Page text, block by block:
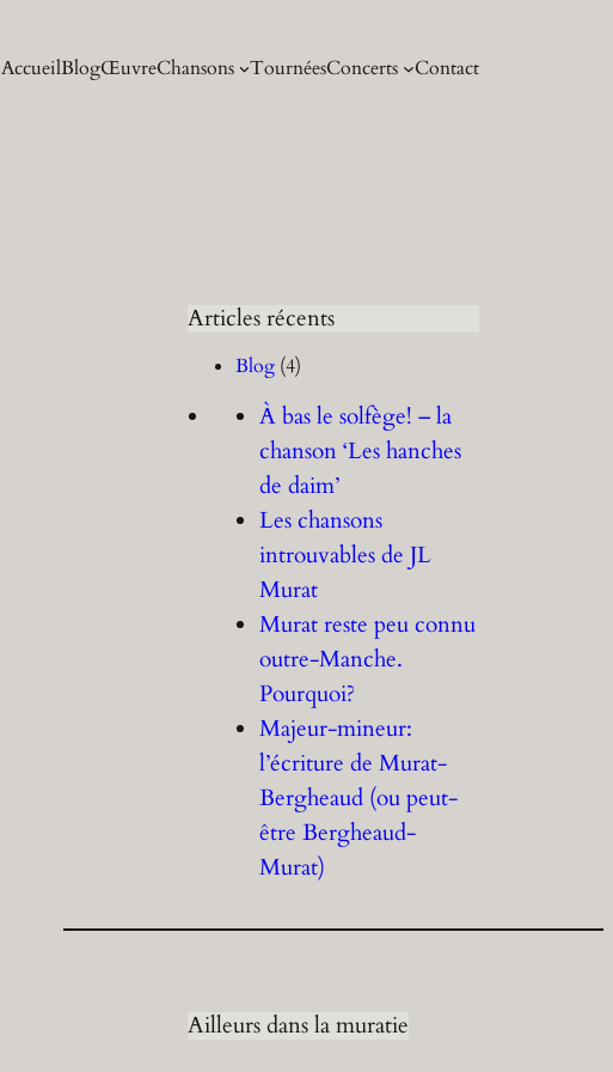
AccueilBlogŒuvreChansons TournéesConcerts Contact
Articles récents
Blog (4)
À bas le solfège! – la
chanson ‘Les hanches
de daim’
Les chansons
introuvables de JL
Murat
Murat reste peu connu
outre-Manche.
Pourquoi?
Majeur-mineur:
l’écriture de Murat-
Bergheaud (ou peut-
être Bergheaud-
Murat)
Ailleurs dans la muratie